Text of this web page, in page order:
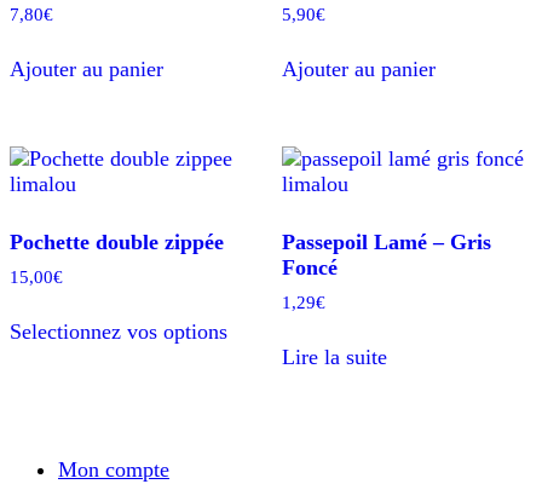
Note
7,80€
Ajouter au panier
Note
5,90€
Ajouter au panier
Pochette double zippée
15,00€
Selectionnez vos optionsproduit
Passepoil Lamé – Gris
Foncé
1,29€
Lire la suite
Mon compte